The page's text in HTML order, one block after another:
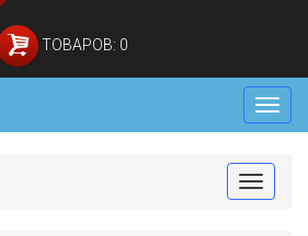
ТОВАРОВ: 0
Меню
Toggle